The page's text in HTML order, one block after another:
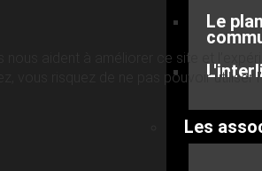
Le
Les
aident à améliorer ce site et
risquez de ne pas pouvoir utiliser